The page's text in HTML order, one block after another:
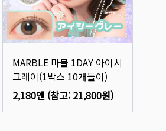
MARBLE 마블 1DAY 아이시
그레이(1박스 10개들이)
2,180엔 (참고: 21,800원)